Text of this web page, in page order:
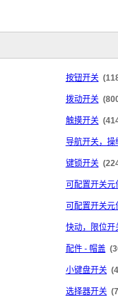
按钮开关
拨动开关
触摸开关
导航开关，操
键锁开关
可配置开关元
可配置开关元
快动，限位开
配件 - 帽盖
小键盘开关
选择器开关